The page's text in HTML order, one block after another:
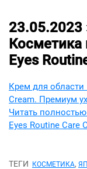
23.05.2023
Косметика
Eyes
Крем для области
Cream. Премиум
Читать
Eyes Routine Care
ТЕГИ КОСМЕТИКА,